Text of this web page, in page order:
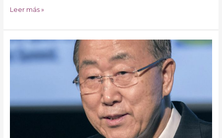
Leer más »
Líderes
reúnen
para